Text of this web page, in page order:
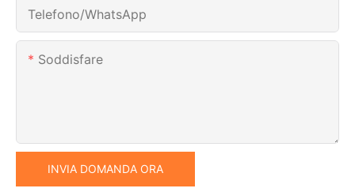
Telefono/WhatsApp
Soddisfare
INVIA DOMANDA ORA